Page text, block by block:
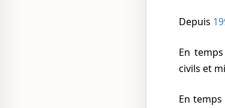
Depuis
En temps de paix, une des missions de la Défense Aérienne est l'assistance en vol aux avions
civils et
En temps de guerre, la défense aérienne, dont le PC est à Taverny, décèle toute menace, donne